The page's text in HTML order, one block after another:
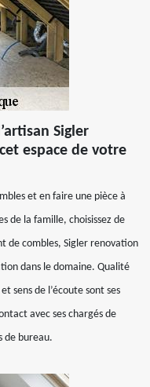
Sigler
espace de votre
et en faire une pièce à
de la famille, choisissez de
de combles, Sigler renovation
dans le domaine. Qualité
sens de l’écoute sont ses
avec ses chargés de
de bureau.